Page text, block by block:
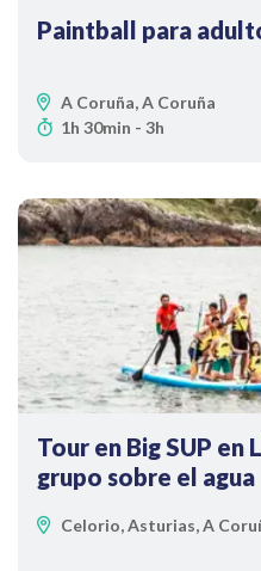
Paintball para
A Coruña, A Coruña
1h 30min - 3h
Tour en Big SUP en
grupo sobre el agua
Celorio, Asturias, A